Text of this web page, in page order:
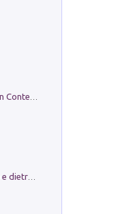
in alto! Livello A1. Con CD-Audio. Con Contenuto digitale per accesso on line